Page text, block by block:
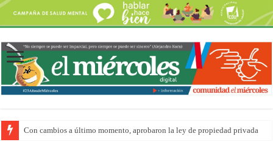
Con cambios a último momento, aprobaron la ley de propiedad privada
Adopción en Entre Ríos: el 35% de los 90 niños, niñas y adolescentes que